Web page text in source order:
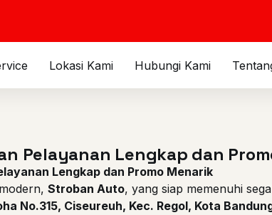
Lokasi Kami Hubungi Kami
Pelayanan Lengkap dan
Lengkap dan Promo Menarik
Stroban Auto, yang siap memenuhi
No.315, Ciseureuh, Kec. Regol, Kota